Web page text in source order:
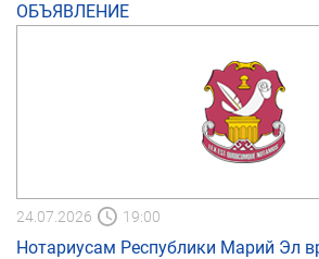
ОБЪЯВЛЕНИЕ
24.07.2026 19:00
Нотариусам Республики Марий Эл